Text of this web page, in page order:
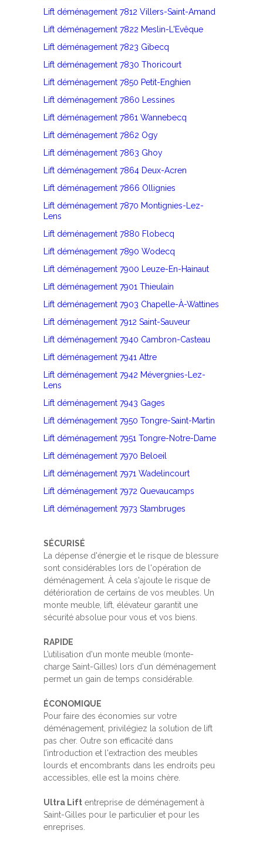
Lift déménagement 7812 Villers-Saint-Amand
Lift déménagement 7822 Meslin-L'Evêque
Lift déménagement 7823 Gibecq
Lift déménagement 7830 Thoricourt
Lift déménagement 7850 Petit-Enghien
Lift déménagement 7860 Lessines
Lift déménagement 7861 Wannebecq
Lift déménagement 7862 Ogy
Lift déménagement 7863 Ghoy
Lift déménagement 7864 Deux-Acren
Lift déménagement 7866 Ollignies
Lift déménagement 7870 Montignies-Lez-
Lens
Lift déménagement 7880 Flobecq
Lift déménagement 7890 Wodecq
Lift déménagement 7900 Leuze-En-Hainaut
Lift déménagement 7901 Thieulain
Lift déménagement 7903 Chapelle-À-Wattines
Lift déménagement 7912 Saint-Sauveur
Lift déménagement 7940 Cambron-Casteau
Lift déménagement 7941 Attre
Lift déménagement 7942 Mévergnies-Lez-
Lens
Lift déménagement 7943 Gages
Lift déménagement 7950 Tongre-Saint-Martin
Lift déménagement 7951 Tongre-Notre-Dame
Lift déménagement 7970 Beloeil
Lift déménagement 7971 Wadelincourt
Lift déménagement 7972 Quevaucamps
Lift déménagement 7973 Stambruges
SÉCURISÉ
La dépense d'énergie et le risque de blessure
sont considérables lors de l'opération de
déménagement. À cela s'ajoute le risque de
détérioration de certains de vos meubles. Un
monte meuble, lift, élévateur garantit une
sécurité absolue pour vous et vos biens.
RAPIDE
L’utilisation d'un monte meuble (monte-
charge Saint-Gilles) lors d'un déménagement
permet un gain de temps considérable.
ÉCONOMIQUE
Pour faire des économies sur votre
déménagement, privilégiez la solution de lift
pas cher. Outre son efficacité dans
l’introduction et l'extraction des meubles
lourds et encombrants dans les endroits peu
accessibles, elle est la moins chère.
Ultra Lift entreprise de déménagement à
Saint-Gilles pour le particulier et pour les
enreprises.